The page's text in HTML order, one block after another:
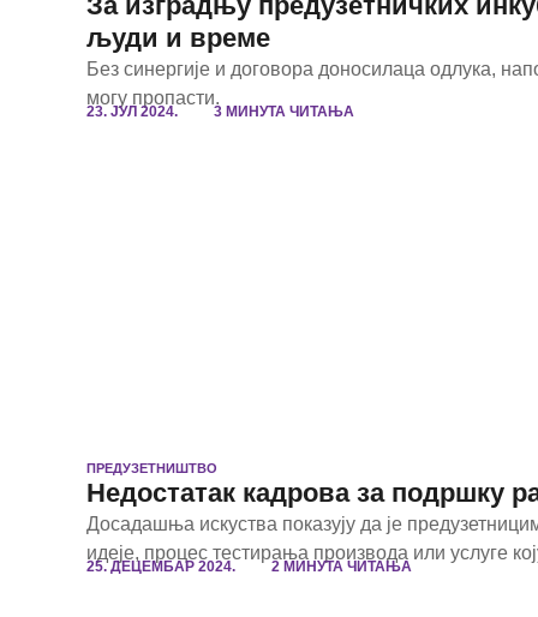
људи и време
Без синергије и договора доносилаца одлука,
могу пропасти.
23. ЈУЛ 2024. 3 МИНУТА ЧИТАЊА
ПРЕДУЗЕТНИШТВО
Недостатак кадрова за подршку
Досадашња искуства показују да је
идеје, процес тестирања производа или услуге
25. ДЕЦЕМБАР 2024. 2 МИНУТА ЧИТАЊА